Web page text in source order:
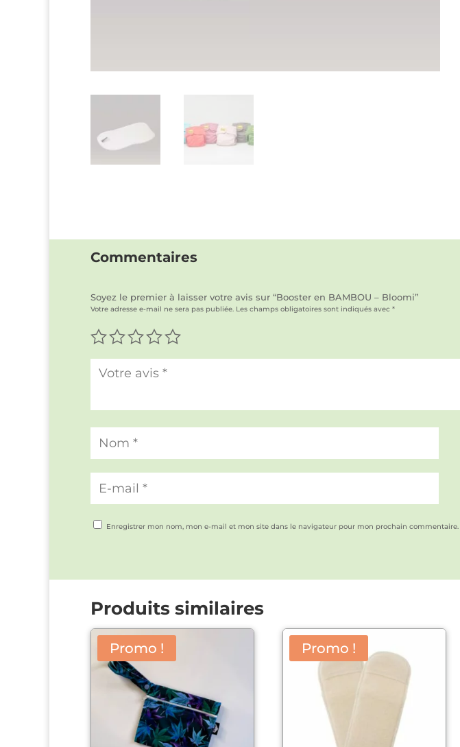
Commentaires
Soyez le premier à laisser votre avis sur “Booster en BAMBOU – Bloomi”
Votre adresse e-mail ne sera pas publiée. Les champs obligatoires sont indiqués avec *
Enregistrer mon nom, mon e-mail et mon site dans le navigateur pour mon prochain commentaire.
Produits similaires
Promo ! Promo !